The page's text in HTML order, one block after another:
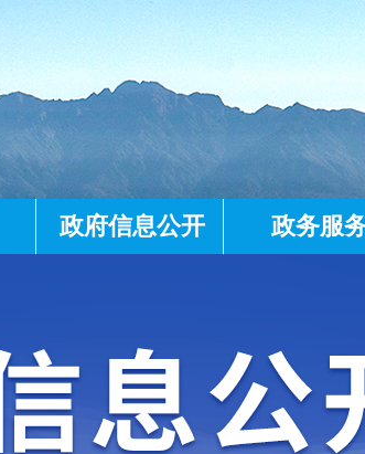
政府信息公开 政务服